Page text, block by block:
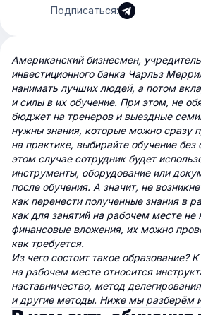
Подписаться:
Американский бизнесмен,
инвестиционного банка Чарльз
нанимать лучших людей, а потом
и силы в их обучение. При этом, не
бюджет на тренеров и выездные
нужны знания, которые можно сразу
на практике, выбирайте обучение
этом случае сотрудник будет
инструменты, оборудование или
после обучения. А значит, не
как перенести полученные знания в
как для занятий на рабочем месте
финансовые вложения, их можно
как требуется.
Из чего состоит такое образование?
на рабочем месте относится
наставничество, метод
и другие методы. Ниже мы разберём